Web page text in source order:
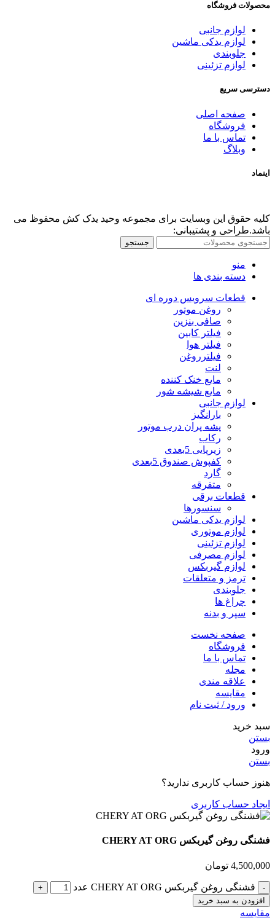
محصولات فروشگاه
لوازم جانبی
لوازم یدکی ماشین
جلوبندی
لوازم تزئینی
دسترسی سریع
صفحه اصلی
فروشگاه
تماس با ما
وبلاگ
اینماد
کلیه حقوق این وبسایت برای مجموعه وحید یدک کش محفوظ می
باشد.طراحی و پشتیبانی:
جستجو
منو
دسته بندی ها
قطعات سرویس دوره ای
روغن موتور
صافی بنزین
فیلتر کابین
فیلتر هوا
فیلترروغن
لنت
مایع خنک کننده
مایع شیشه شور
لوازم جانبی
بارانگیز
پشه پران درب موتور
رکاب
زیرپایی 5بعدی
کفپوش صندوق 5بعدی
گارد
متفرقه
قطعات برقی
سنسورها
لوازم یدکی ماشین
لوازم موتوری
لوازم تزئینی
لوازم مصرفی
لوازم گیربکس
ترمز و متعلقات
جلوبندی
چراغ ها
سپر و بدنه
صفحه نخست
فروشگاه
تماس با ما
مجله
علاقه مندی
مقایسه
ورود / ثبت نام
سبد خرید
بستن
ورود
بستن
هنوز حساب کاربری ندارید؟
ایجاد حساب کاربری
فشنگی روغن گیربکس CHERY AT ORG
4,500,000 تومان
فشنگی روغن گیربکس CHERY AT ORG عدد
افزودن به سبد خرید
مقایسه